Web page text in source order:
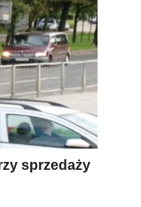
sprzedaży